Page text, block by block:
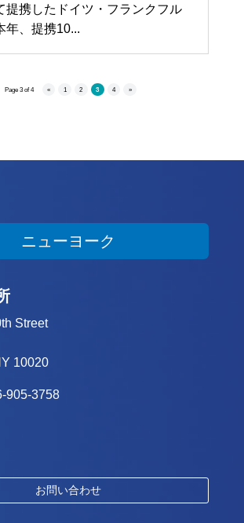
提携したドイツ・フランクフル
年、提携10...
Page 3 of 4 « 1 2 3 4 »
ニューヨーク
Street
10020
905-3758
お問い合わせ